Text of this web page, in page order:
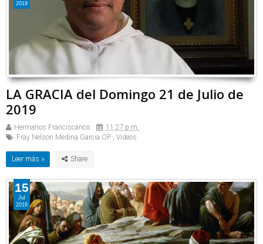
LA GRACIA del Domingo 21 de Julio de
2019
Hermanos Franciscanos
11:27 p.m.
Fray Nelson Medina Garcia OP , Videos
Leer más »
2019
15
Jul
2019